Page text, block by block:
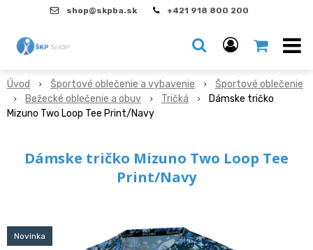
shop@skpba.sk +421 918 800 200
Úvod Športové oblečenie a vybavenie
Športové oblečenie
Bežecké oblečenie a obuv
Tričká
Dámske tričko
Mizuno Two Loop Tee Print/Navy
Dámske tričko Mizuno Two Loop Tee
Print/Navy
Novinka